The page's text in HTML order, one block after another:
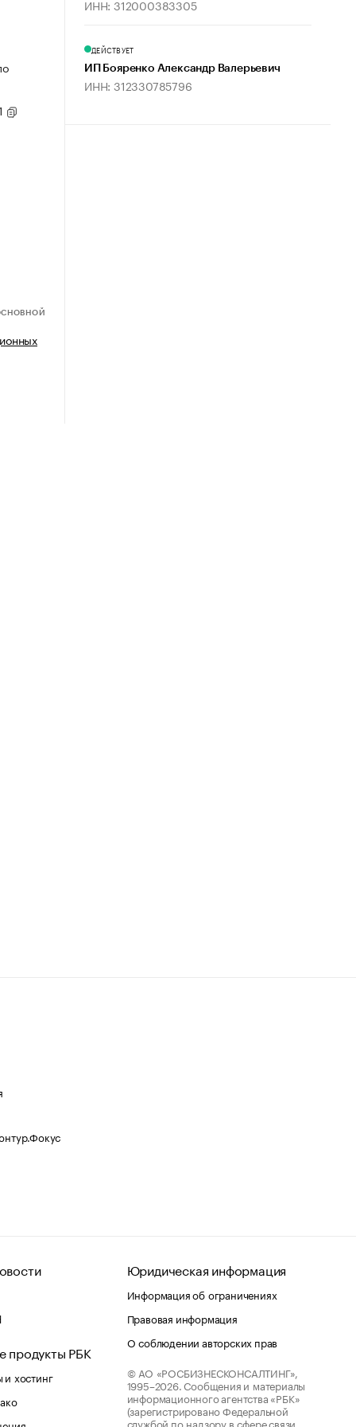
ИНН: 312000383305
ДЕЙСТВУЕТ
ИП Бояренко Александр Валерьевич
ИНН: 312330785796
продукты РБК
хостинг
Юридическая информация
Информация об ограничениях
Правовая информация
О соблюдении авторских прав
© АО «РОСБИЗНЕСКОНСАЛТИНГ»,
1995–2026. Сообщения и материалы
информационного агентства «РБК»
(зарегистрировано Федеральной
службой по надзору в сфере связи,